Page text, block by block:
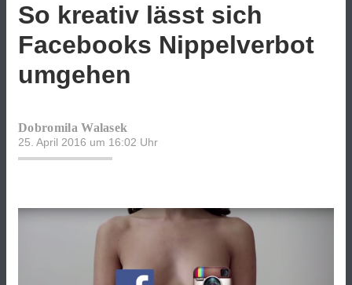
So kreativ lässt sich
Facebooks Nippelverbot
umgehen
Dobromila Walasek
25. April 2016 um 16:02 Uhr